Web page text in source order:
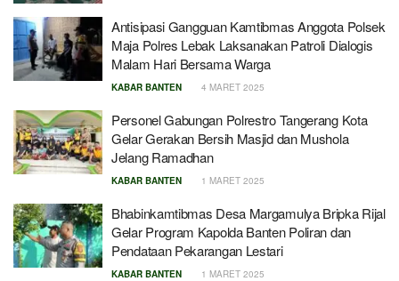
Antisipasi Gangguan Kamtibmas Anggota Polsek
Maja Polres Lebak Laksanakan Patroli Dialogis
Malam Hari Bersama Warga
KABAR BANTEN 4 MARET 2025
Personel Gabungan Polrestro Tangerang Kota
Gelar Gerakan Bersih Masjid dan Mushola
Jelang Ramadhan
KABAR BANTEN 1 MARET 2025
Bhabinkamtibmas Desa Margamulya Bripka Rijal
Gelar Program Kapolda Banten Poliran dan
Pendataan Pekarangan Lestari
KABAR BANTEN 1 MARET 2025